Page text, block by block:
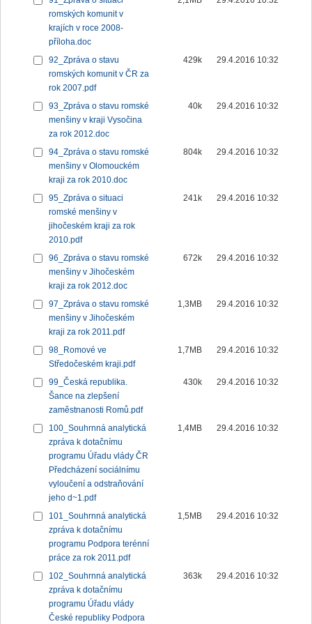
romských komunit v
krajích v roce 2008-
příloha.doc
92_Zpráva o stavu
romských komunit v ČR za
rok 2007.pdf
429k 29.4.2016 10:32
93_Zpráva o stavu romské
menšiny v kraji Vysočina
za rok 2012.doc
40k 29.4.2016 10:32
94_Zpráva o stavu romské
menšiny v Olomouckém
kraji za rok 2010.doc
804k 29.4.2016 10:32
95_Zpráva o situaci
romské menšiny v
jihočeském kraji za rok
2010.pdf
241k 29.4.2016 10:32
96_Zpráva o stavu romské
menšiny v Jihočeském
kraji za rok 2012.doc
672k 29.4.2016 10:32
97_Zpráva o stavu romské
menšiny v Jihočeském
kraji za rok 2011.pdf
1,3MB 29.4.2016 10:32
98_Romové ve
Středočeském kraji.pdf
1,7MB 29.4.2016 10:32
99_Česká republika.
Šance na zlepšení
zaměstnanosti Romů.pdf
430k 29.4.2016 10:32
100_Souhrnná analytická
zpráva k dotačnímu
programu Úřadu vlády ČR
Předcházení sociálnímu
vyloučení a odstraňování
jeho d~1.pdf
1,4MB 29.4.2016 10:32
101_Souhrnná analytická
zpráva k dotačnímu
programu Podpora terénní
práce za rok 2011.pdf
1,5MB 29.4.2016 10:32
102_Souhrnná analytická
zpráva k dotačnímu
programu Úřadu vlády
České republiky Podpora
363k 29.4.2016 10:32